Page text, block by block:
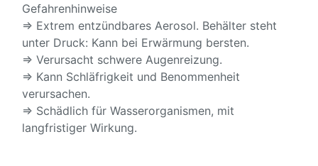
Gefahrenhinweise
⇒ Extrem entzündbares Aerosol. Behälter steht
unter Druck: Kann bei Erwärmung bersten.
⇒ Verursacht schwere Augenreizung.
⇒ Kann Schläfrigkeit und Benommenheit
verursachen.
⇒ Schädlich für Wasserorganismen, mit
langfristiger Wirkung.